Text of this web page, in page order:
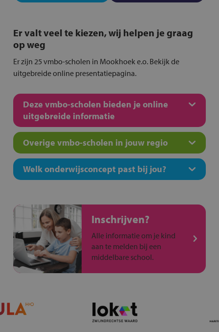
Er valt veel te kiezen, wij helpen je graag
op weg
Er zijn 25 vmbo-scholen in Mookhoek e.o. Bekijk de
uitgebreide online presentatiepagina.
Deze vmbo-scholen bieden je online
uitgebreide informatie
Overige vmbo-scholen in jouw regio
Welk onderwijsconcept past bij jou?
Inschrijven?
Alle informatie om je kind
aan te melden bij een
middelbare school.